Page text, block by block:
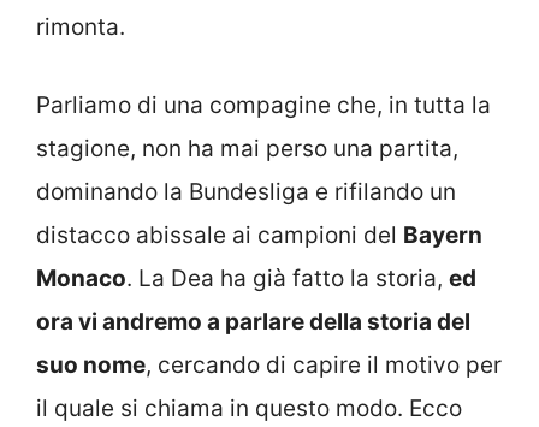
rimonta.
Parliamo di una compagine che, in tutta la
stagione, non ha mai perso una partita,
dominando la Bundesliga e rifilando un
distacco abissale ai campioni del Bayern
Monaco. La Dea ha già fatto la storia, ed
ora vi andremo a parlare della storia del
suo nome, cercando di capire il motivo per
il quale si chiama in questo modo. Ecco